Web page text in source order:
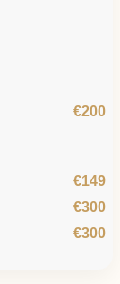
€200
€149
€300
€300